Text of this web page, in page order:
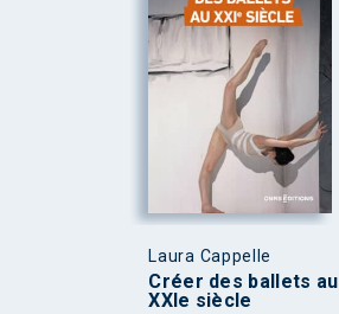
Laura Cappelle
Créer des ballets au
XXIe siècle